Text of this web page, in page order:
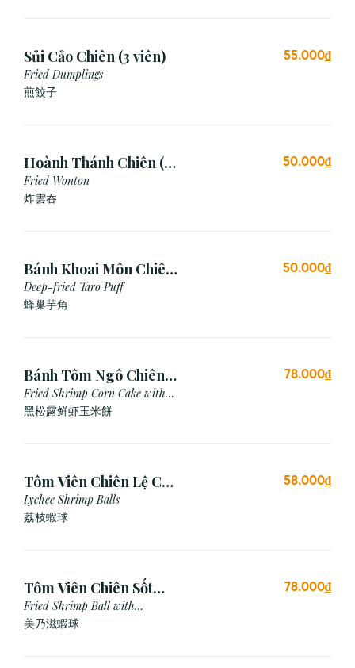
Sủi Cảo Chiên (3 viên)
Fried Dumplings
煎餃子
55.000₫
Hoành Thánh Chiên (3
viên)
Fried Wonton
炸雲吞
50.000₫
Bánh Khoai Môn Chiên
Xù (3 viên)
Deep-fried Taro Puff
蜂巢芋角
50.000₫
Bánh Tôm Ngô Chiên
Nấm Truffle (3 viên)
Fried Shrimp Corn Cake with
Truffle
黑松露鲜虾玉米餅
78.000₫
Tôm Viên Chiên Lệ Chi
(3 viên)
Lychee Shrimp Balls
荔枝蝦球
58.000₫
Tôm Viên Chiên Sốt
Mayonnaise (3 viên)
Fried Shrimp Ball with
Mayonnaise Sauce
美乃滋蝦球
78.000₫